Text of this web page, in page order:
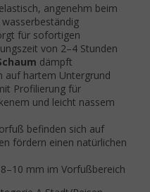
angenehm beim
für sofortigen
von 2–4 Stunden
dämpft
auf hartem Untergrund
Profilierung für
und leicht nassem
befinden sich auf
fördern einen natürlichen
mm im Vorfußbereich